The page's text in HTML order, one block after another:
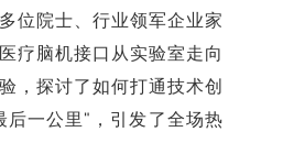
位院士、行业领军企业家
疗脑机接口从实验室走向
，探讨了如何打通技术创
后一公里"，引发了全场热